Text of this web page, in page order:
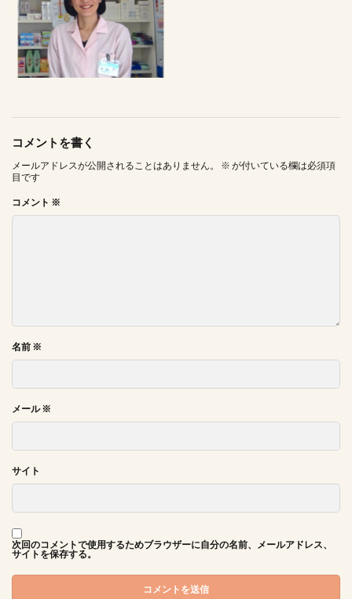
コメントを書く
メールアドレスが公開されることはありません。 ※ が付いている欄は必須項
目です
コメント ※
名前 ※
メール※
サイト
次回のコメントで使用するためブラウザーに自分の名前、メールアドレス、
サイトを保存する。